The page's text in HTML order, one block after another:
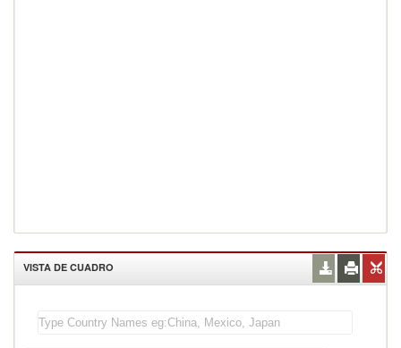
VISTA DE CUADRO